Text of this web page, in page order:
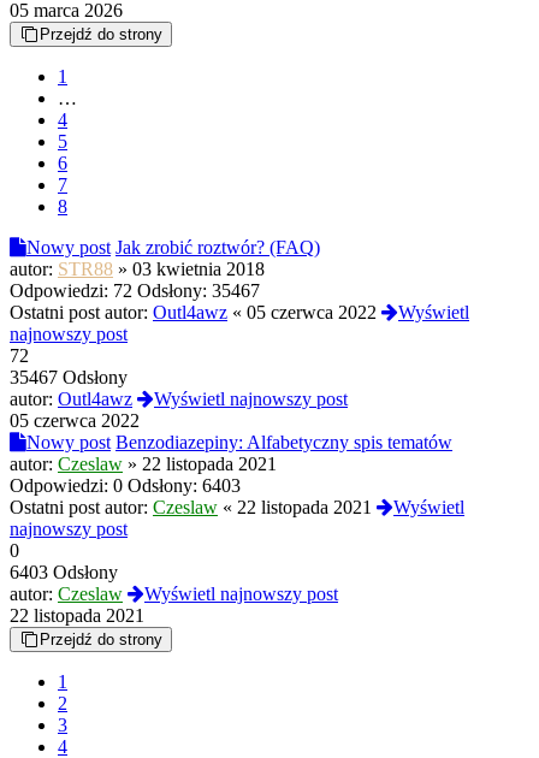
05 marca 2026
Przejdź do strony
1
…
4
5
6
7
8
Nowy post Jak zrobić roztwór? (FAQ)
autor: STR88 » 03 kwietnia 2018
Odpowiedzi: 72 Odsłony: 35467
Ostatni post autor: Outl4awz « 05 czerwca 2022
Wyświetl
najnowszy post
72
35467 Odsłony
autor: Outl4awz
Wyświetl najnowszy post
05 czerwca 2022
Nowy post Benzodiazepiny: Alfabetyczny spis tematów
autor: Czeslaw » 22 listopada 2021
Odpowiedzi: 0 Odsłony: 6403
Ostatni post autor: Czeslaw « 22 listopada 2021
Wyświetl
najnowszy post
0
6403 Odsłony
autor: Czeslaw
Wyświetl najnowszy post
22 listopada 2021
Przejdź do strony
1
2
3
4